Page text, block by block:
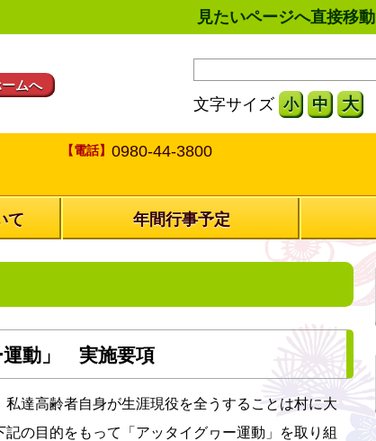
見たいページへ直接移動
ムへ
文字サイズ 小 中 大
【電話】 0980-44-3800
て 年間行事予定
運動」 実施要項
達高齢者自身が生涯現役を全うすることは村に大
の目的をもって「アッタイグヮー運動」を取り組